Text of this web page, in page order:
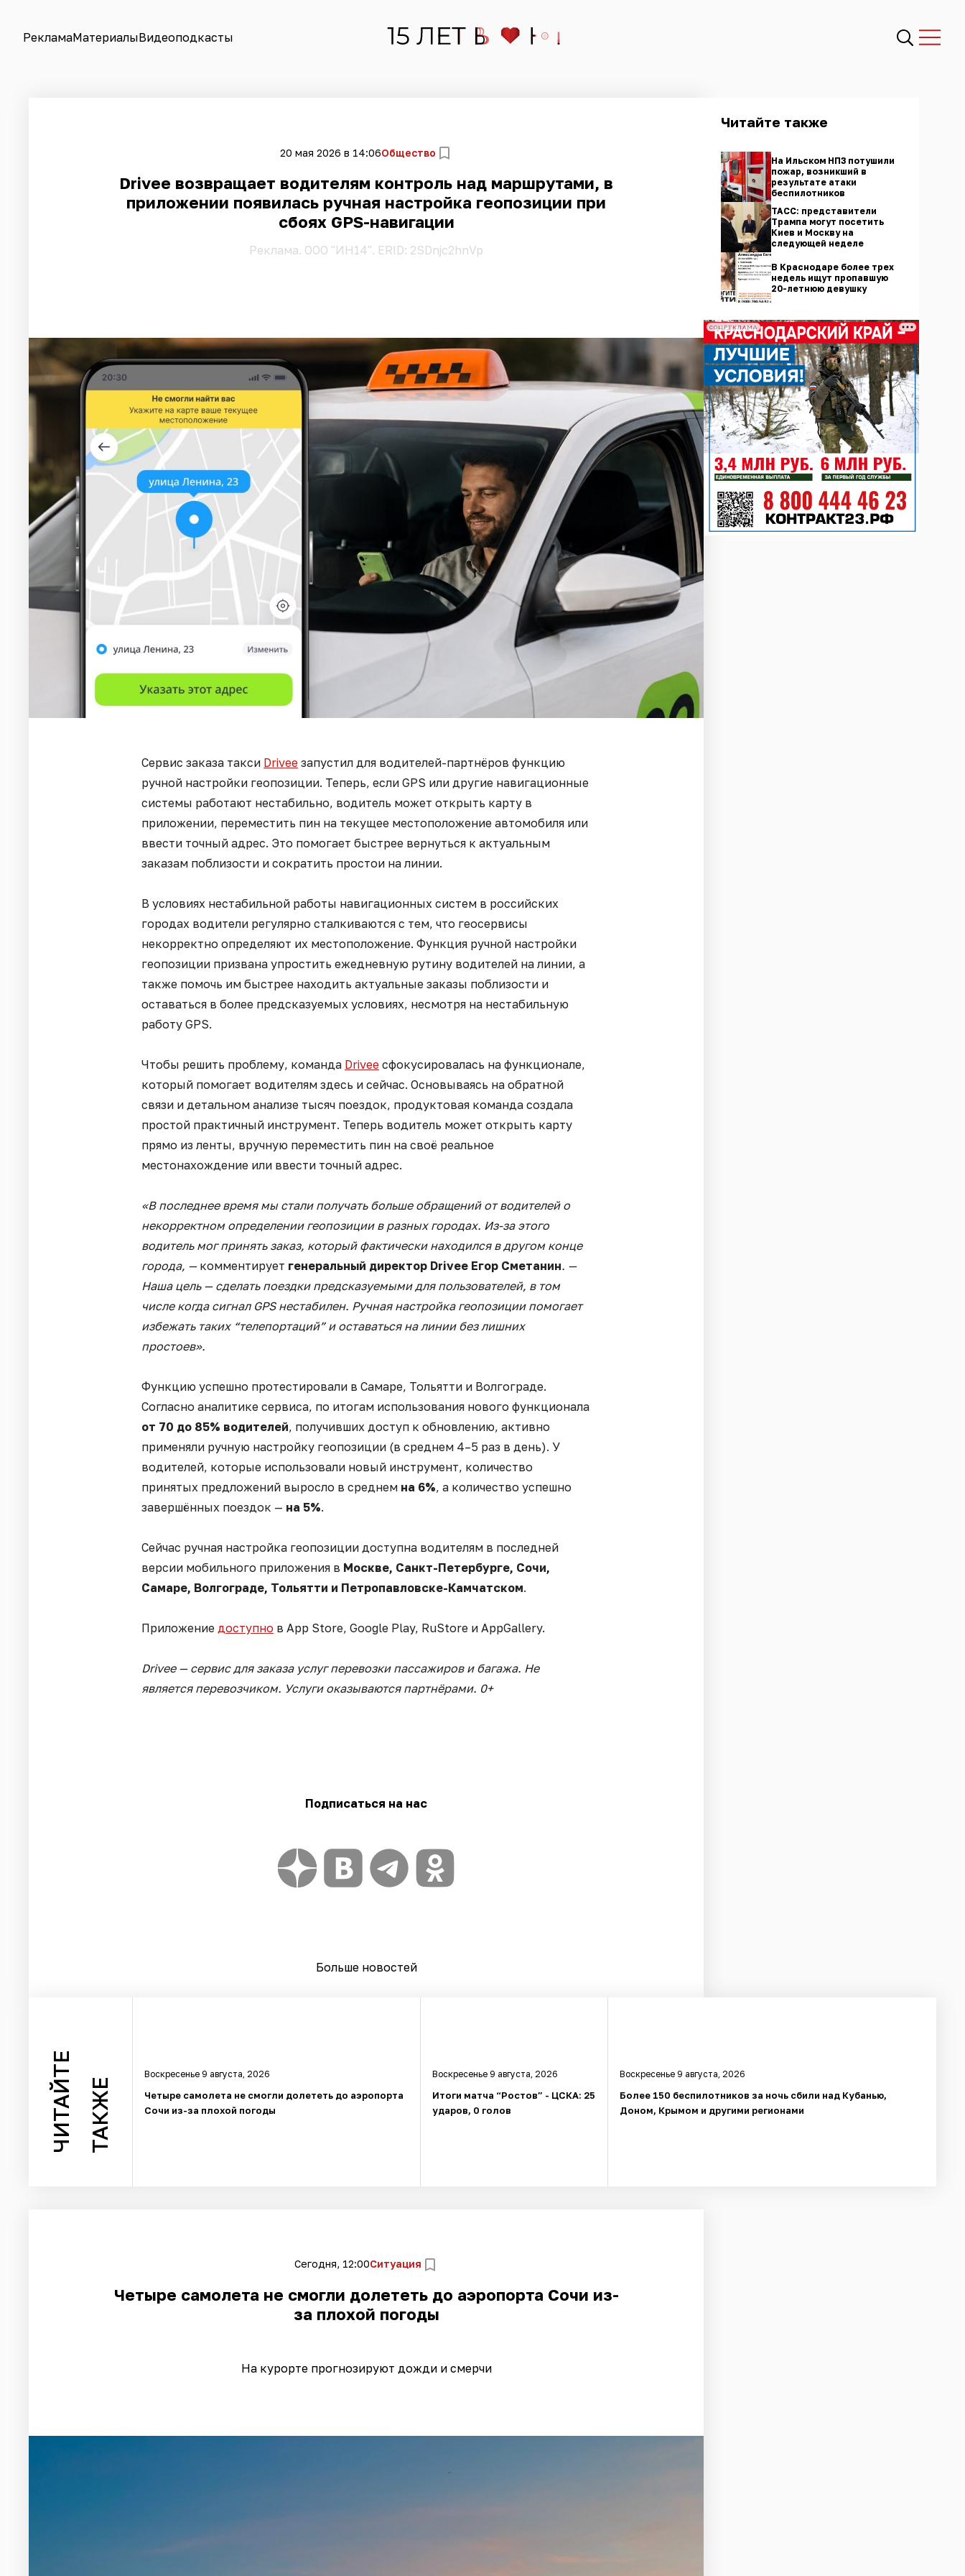
РекламаМатериалыВидеоподкасты
20 мая 2026 в 14:06Общество
Drivee возвращает водителям контроль над маршрутами, в
приложении появилась ручная настройка геопозиции при
сбоях GPS-навигации
Pеклама. ООО "ИН14". ERID: 2SDnjc2hnVp
Сервис заказа такси Drivee запустил для водителей-партнёров функцию
ручной настройки геопозиции. Теперь, если GPS или другие навигационные
системы работают нестабильно, водитель может открыть карту в
приложении, переместить пин на текущее местоположение автомобиля или
ввести точный адрес. Это помогает быстрее вернуться к актуальным
заказам поблизости и сократить простои на линии.
В условиях нестабильной работы навигационных систем в российских
городах водители регулярно сталкиваются с тем, что геосервисы
некорректно определяют их местоположение. Функция ручной настройки
геопозиции призвана упростить ежедневную рутину водителей на линии, а
также помочь им быстрее находить актуальные заказы поблизости и
оставаться в более предсказуемых условиях, несмотря на нестабильную
работу GPS.
Чтобы решить проблему, команда Drivee сфокусировалась на функционале,
который помогает водителям здесь и сейчас. Основываясь на обратной
связи и детальном анализе тысяч поездок, продуктовая команда создала
простой практичный инструмент. Теперь водитель может открыть карту
прямо из ленты, вручную переместить пин на своё реальное
местонахождение или ввести точный адрес.
«В последнее время мы стали получать больше обращений от водителей о
некорректном определении геопозиции в разных городах. Из-за этого
водитель мог принять заказ, который фактически находился в другом конце
города, — комментирует генеральный директор Drivee Егор Сметанин. —
Наша цель — сделать поездки предсказуемыми для пользователей, в том
числе когда сигнал GPS нестабилен. Ручная настройка геопозиции помогает
избежать таких “телепортаций” и оставаться на линии без лишних
простоев».
Функцию успешно протестировали в Самаре, Тольятти и Волгограде.
Согласно аналитике сервиса, по итогам использования нового функционала
от 70 до 85% водителей, получивших доступ к обновлению, активно
применяли ручную настройку геопозиции (в среднем 4–5 раз в день). У
водителей, которые использовали новый инструмент, количество
принятых предложений выросло в среднем на 6%, а количество успешно
завершённых поездок — на 5%.
Сейчас ручная настройка геопозиции доступна водителям в последней
версии мобильного приложения в Москве, Санкт-Петербурге, Сочи,
Самаре, Волгограде, Тольятти и Петропавловске-Камчатском.
Приложение доступно в App Store, Google Play, RuStore и AppGallery.
Drivee— сервис для заказа услуг перевозки пассажиров и багажа. Не
является перевозчиком. Услуги оказываются партнёрами. 0+
Подписаться на нас
Больше новостей
Читайте также
На Ильском НПЗ потушили
пожар, возникший в
результате атаки
беспилотников
ТАСС: представители
Трампа могут посетить
Киев и Москву на
следующей неделе
В Краснодаре более трех
недель ищут пропавшую
20-летнюю девушку
СОЦРЕКЛАМА
ЧИТАЙТЕ ТАКЖЕ
Воскресенье 9 августа, 2026
Четыре самолета не смогли долететь до аэропорта
Сочи из-за плохой погоды
Воскресенье 9 августа, 2026
Итоги матча “Ростов” - ЦСКА: 25
ударов, 0 голов
Воскресенье 9 августа, 2026
Более 150 беспилотников за ночь сбили над Кубанью,
Доном, Крымом и другими регионами
Сегодня, 12:00Ситуация
Четыре самолета не смогли долететь до аэропорта Сочи из-
за плохой погоды
На курорте прогнозируют дожди и смерчи